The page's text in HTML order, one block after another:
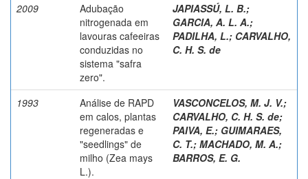
2009
Adubação
nitrogenada em
lavouras cafeeiras
conduzidas no
sistema "safra
zero".
JAPIASSÚ, L. B.;
GARCIA, A. L. A.;
PADILHA, L.; CARVALHO,
C. H. S. de
1993
Análise de RAPD
em calos, plantas
regeneradas e
"seedlings" de
milho (Zea mays
L.).
VASCONCELOS, M. J. V.;
CARVALHO, C. H. S. de;
PAIVA, E.; GUIMARAES,
C. T.; MACHADO, M. A.;
BARROS, E. G.